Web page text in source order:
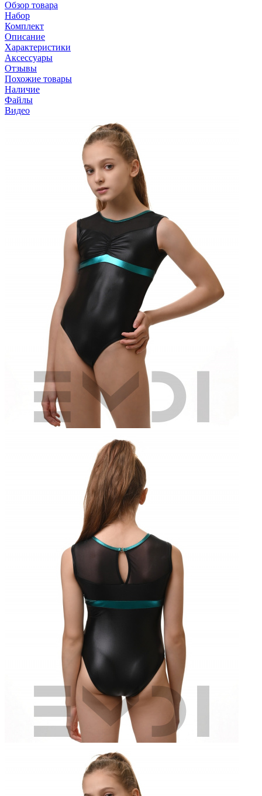
Обзор товара
Набор
Комплект
Описание
Характеристики
Аксессуары
Отзывы
Похожие товары
Наличие
Файлы
Видео